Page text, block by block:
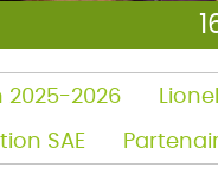
2025-2026
SAE